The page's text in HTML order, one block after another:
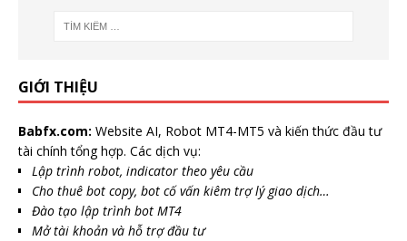
GIỚI THIỆU
Babfx.com: Website AI, Robot MT4-MT5 và kiến thức đầu tư
tài chính tổng hợp. Các dịch vụ:
Lập trình robot, indicator theo yêu cầu
Cho thuê bot copy, bot cố vấn kiêm trợ lý giao dịch…
Đào tạo lập trình bot MT4
Mở tài khoản và hỗ trợ đầu tư